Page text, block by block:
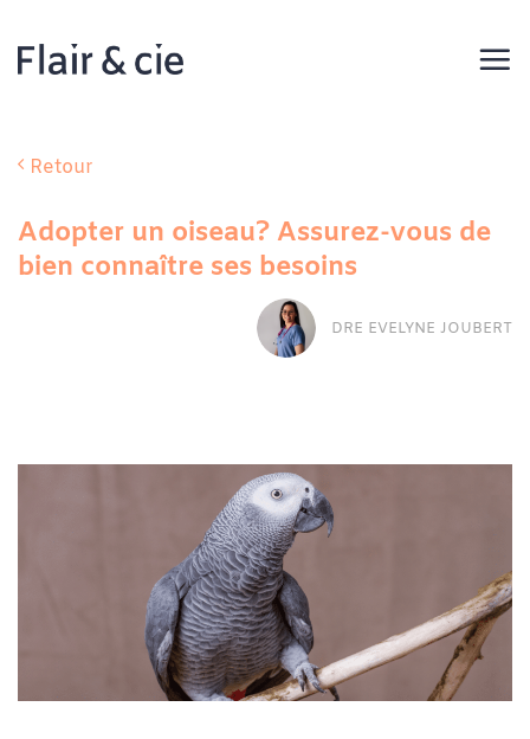
contenu
Retour
Adopter un oiseau? Assurez-vous de
bien connaître ses besoins
DRE EVELYNE JOUBERT